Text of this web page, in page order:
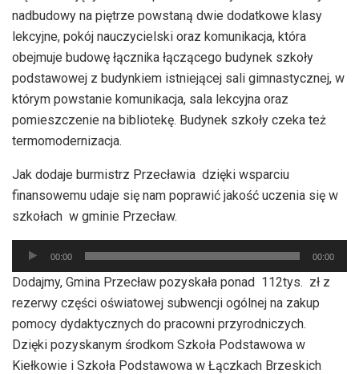
nadbudowy na piętrze powstaną dwie dodatkowe klasy
lekcyjne, pokój nauczycielski oraz komunikacja, która
obejmuje budowę łącznika łączącego budynek szkoły
podstawowej z budynkiem istniejącej sali gimnastycznej, w
którym powstanie komunikacja, sala lekcyjna oraz
pomieszczenie na bibliotekę. Budynek szkoły czeka też
termomodernizacja.
Jak dodaje burmistrz Przecławia dzięki wsparciu
finansowemu udaje się nam poprawić jakość uczenia się w
szkołach w gminie Przecław.
Odtwarzacz
plików
dźwiękowych
00:00 00:00
Dodajmy, Gmina Przecław pozyskała ponad 112tys. zł z
rezerwy części oświatowej subwencji ogólnej na zakup
pomocy dydaktycznych do pracowni przyrodniczych.
Dzięki pozyskanym środkom Szkoła Podstawowa w
Kiełkowie i Szkoła Podstawowa w Łączkach Brzeskich